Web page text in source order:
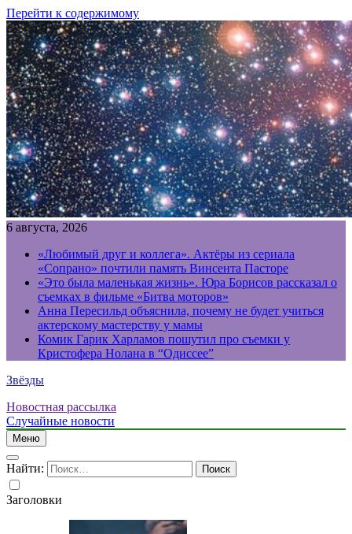
Перейти к содержимому
6 августа, 2026
«Любимый друг и коллега». Актёры из сериала
«Сопрано» почтили память Винсента Пасторе
«Это была маленькая жизнь». Юра Борисов рассказал о
съемках в фильме «Битва моторов»
Анна Пересильд объяснила, почему не будет учиться
актерскому мастерству у мамы
Комик Гарик Харламов пошутил про съемки у
Кристофера Нолана в “Одиссее”
Звёзды
Новостная рассылка
Случайные новости
Меню
Найти:
Заголовки